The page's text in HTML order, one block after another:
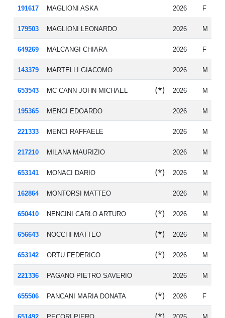
191617 MAGLIONI ASKA 2026 F
179503 MAGLIONI LEONARDO 2026 M
649269 MALCANGI CHIARA 2026 F
143379 MARTELLI GIACOMO 2026 M
653543 MC CANN JOHN MICHAEL (*) 2026 M
195365 MENCI EDOARDO 2026 M
221333 MENCI RAFFAELE 2026 M
217210 MILANA MAURIZIO 2026 M
653141 MONACI DARIO (*) 2026 M
162864 MONTORSI MATTEO 2026 M
650410 NENCINI CARLO ARTURO (*) 2026 M
656643 NOCCHI MATTEO (*) 2026 M
653142 ORTU FEDERICO (*) 2026 M
221336 PAGANO PIETRO SAVERIO 2026 M
655506 PANCANI MARIA DONATA (*) 2026 F